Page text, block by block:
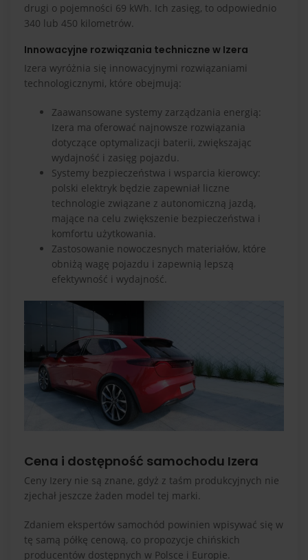
drugi o pojemności 69 kWh. Ich zasięg, to odpowiednio
340 lub 450 kilometrów.
Innowacyjne rozwiązania techniczne w Izera
Izera wyróżnia się innowacyjnymi rozwiązaniami
technologicznymi, które obejmują:
Zaawansowane systemy zarządzania energią:
Izera ma oferować najnowsze rozwiązania
dotyczące optymalizacji baterii, zwiększając
wydajność i zasięg pojazdu.
Systemy bezpieczeństwa i wsparcia kierowcy:
polski elektryk będzie zapewniał liczne
technologie związane z autonomiczną jazdą,
mające na celu zwiększenie bezpieczeństwa i
komfortu użytkowania.
Zastosowanie nowoczesnych materiałów, które
obniżą wagę pojazdu i zapewnią lepszą
efektywność i wydajność.
Cena i dostępność samochodu Izera
Ceny Izery nie są znane, gdyż z taśm produkcyjnych nie
zjechał jeszcze żaden model tej marki.
Zdaniem ekspertów samochód powinien wpisywać się w
tę samą półkę cenową, co propozycje chińskich
producentów dostępnych w Polsce i Europie.